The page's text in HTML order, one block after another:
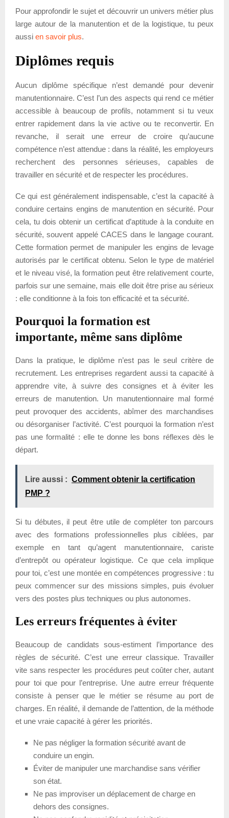
Pour approfondir le sujet et découvrir un univers métier plus
large autour de la manutention et de la logistique, tu peux
aussi en savoir plus.
Diplômes requis
Aucun diplôme spécifique n’est demandé pour devenir
manutentionnaire. C’est l’un des aspects qui rend ce métier
accessible à beaucoup de profils, notamment si tu veux
entrer rapidement dans la vie active ou te reconvertir. En
revanche, il serait une erreur de croire qu’aucune
compétence n’est attendue : dans la réalité, les employeurs
recherchent des personnes sérieuses, capables de
travailler en sécurité et de respecter les procédures.
Ce qui est généralement indispensable, c’est la capacité à
conduire certains engins de manutention en sécurité. Pour
cela, tu dois obtenir un certificat d’aptitude à la conduite en
sécurité, souvent appelé CACES dans le langage courant.
Cette formation permet de manipuler les engins de levage
autorisés par le certificat obtenu. Selon le type de matériel
et le niveau visé, la formation peut être relativement courte,
parfois sur une semaine, mais elle doit être prise au sérieux
: elle conditionne à la fois ton efficacité et ta sécurité.
Pourquoi la formation est
importante, même sans diplôme
Dans la pratique, le diplôme n’est pas le seul critère de
recrutement. Les entreprises regardent aussi ta capacité à
apprendre vite, à suivre des consignes et à éviter les
erreurs de manutention. Un manutentionnaire mal formé
peut provoquer des accidents, abîmer des marchandises
ou désorganiser l’activité. C’est pourquoi la formation n’est
pas une formalité : elle te donne les bons réflexes dès le
départ.
Lire aussi : Comment obtenir la certification
PMP ?
Si tu débutes, il peut être utile de compléter ton parcours
avec des formations professionnelles plus ciblées, par
exemple en tant qu’agent manutentionnaire, cariste
d’entrepôt ou opérateur logistique. Ce que cela implique
pour toi, c’est une montée en compétences progressive : tu
peux commencer sur des missions simples, puis évoluer
vers des postes plus techniques ou plus autonomes.
Les erreurs fréquentes à éviter
Beaucoup de candidats sous-estiment l’importance des
règles de sécurité. C’est une erreur classique. Travailler
vite sans respecter les procédures peut coûter cher, autant
pour toi que pour l’entreprise. Une autre erreur fréquente
consiste à penser que le métier se résume au port de
charges. En réalité, il demande de l’attention, de la méthode
et une vraie capacité à gérer les priorités.
Ne pas négliger la formation sécurité avant de
conduire un engin.
Éviter de manipuler une marchandise sans vérifier
son état.
Ne pas improviser un déplacement de charge en
dehors des consignes.